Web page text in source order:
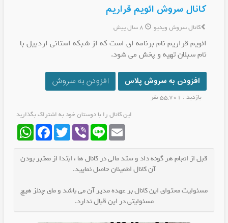
کانال سروش ائویم قراریم
کانال سروش ویدیو
ائویم قراریم نام برنامه ای است که از شبکه استانی اردبیل با
نام سبلان تهیه و پخش می شود.
افزودن به سروش پلاس افزودن به سروش
بازدید : 55,701 نفر
این کانال را با دوستان خود به اشتراک بگذارید
WhatsAppFacebookTwitter Viber Line Email
قبل از انجام هر گونه داد و ستد مالی در کانال ها ، ابتدا از معتبر بودن
آن کانال اطمینان حاصل نمایید.
مسئولیت محتوای این کانال بر عهده مدیر آن می باشد و مای چنلز هیچ
مسئولیتی در این قبال ندارد.